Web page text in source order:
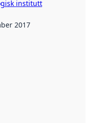
institutt
2017